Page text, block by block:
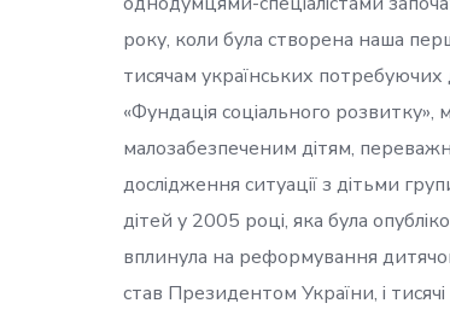
року, коли була створена наша
тисячам українських
«Фундація соціального розвитку»,
малозабезпеченим дітям,
дослідження ситуації з дітьми
дітей у 2005 році, яка була
вплинула на реформування
став Президентом України, і